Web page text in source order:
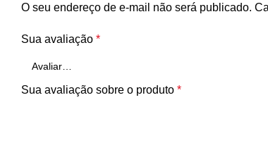
O seu endereço de e-mail não será publicado.
Sua avaliação *
Sua avaliação sobre o produto *